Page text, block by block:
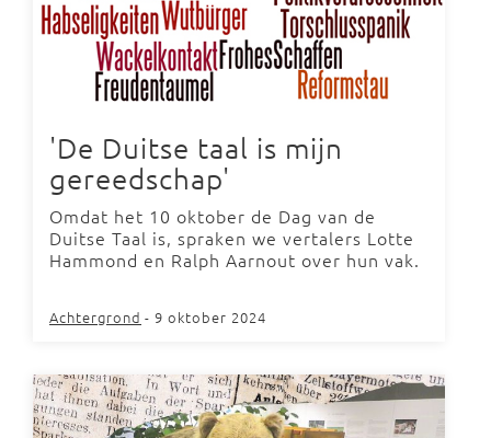
'De Duitse taal is mijn
gereedschap'
Omdat het 10 oktober de Dag van de
Duitse Taal is, spraken we vertalers Lotte
Hammond en Ralph Aarnout over hun vak.
Achtergrond - 9 oktober 2024